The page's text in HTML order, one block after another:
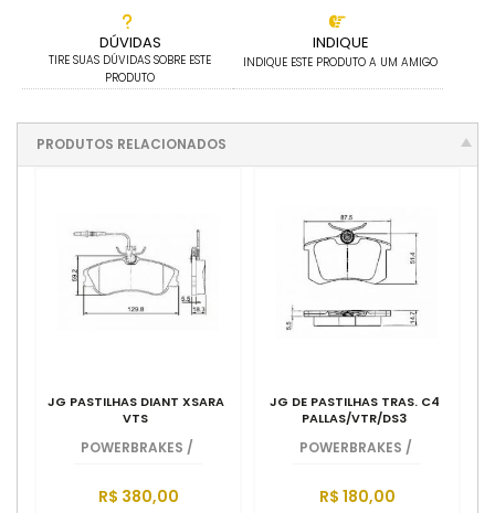
DÚVIDAS
TIRE SUAS DÚVIDAS SOBRE ESTE
PRODUTO
INDIQUE
INDIQUE ESTE PRODUTO A UM AMIGO
PRODUTOS RELACIONADOS
JG PASTILHAS DIANT XSARA
VTS
POWERBRAKES /
R$ 380,00
JG DE PASTILHAS TRAS. C4
PALLAS/VTR/DS3
POWERBRAKES /
R$ 180,00